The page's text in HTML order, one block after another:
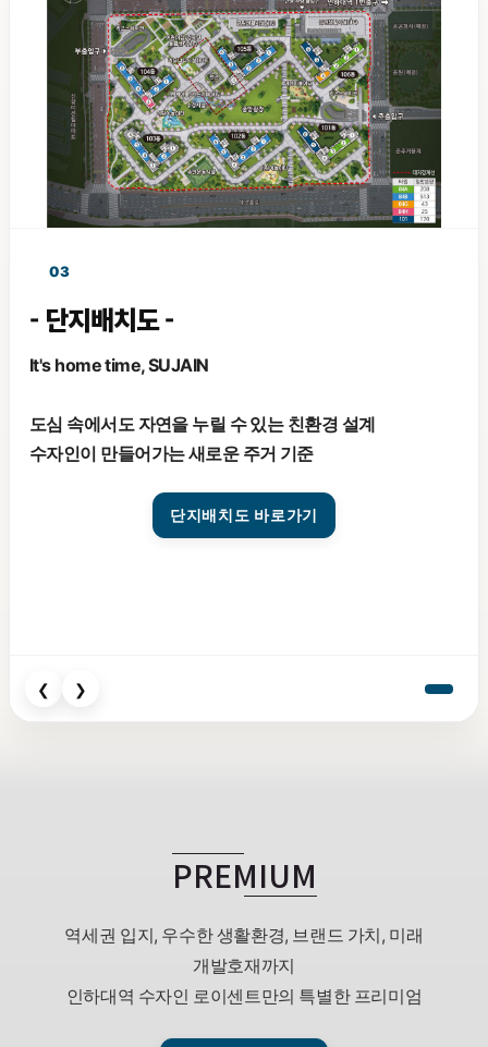
03
- 단지배치도 -
It's home time, SUJAIN
도심 속에서도 자연을 누릴 수 있는 친환경 설계
수자인이 만들어가는 새로운 주거 기준
단지배치도 바로가기
❮ ❯
PREMIUM
역세권 입지, 우수한 생활환경, 브랜드 가치, 미래
개발호재까지
인하대역 수자인 로이센트만의 특별한 프리미엄